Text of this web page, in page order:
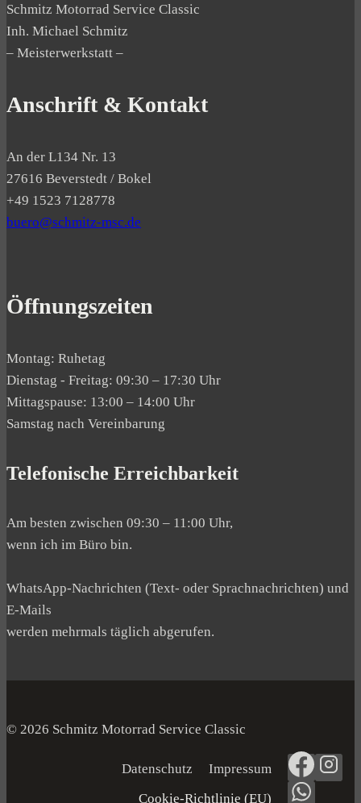
Schmitz Motorrad Service Classic
Inh. Michael Schmitz
– Meisterwerkstatt –
Anschrift & Kontakt
An der L134 Nr. 13
27616 Beverstedt / Bokel
+49 1523 7128778
buero@schmitz-msc.de
Öffnungszeiten
Montag: Ruhetag
Dienstag - Freitag: 09:30 – 17:30 Uhr
Mittagspause: 13:00 – 14:00 Uhr
Samstag nach Vereinbarung
Telefonische Erreichbarkeit
Am besten zwischen 09:30 – 11:00 Uhr,
wenn ich im Büro bin.
WhatsApp-Nachrichten (Text- oder Sprachnachrichten) und
E-Mails
werden mehrmals täglich abgerufen.
© 2026 Schmitz Motorrad Service Classic
Datenschutz
Impressum
Cookie-Richtlinie (EU)